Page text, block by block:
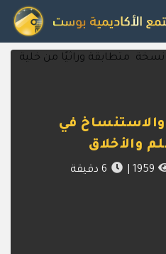
والاستنساخ في
والأخلاق
6 دقيقة